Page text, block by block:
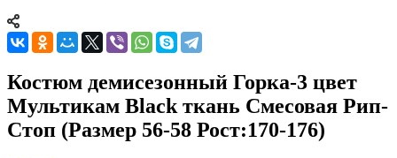
Костюм демисезонный Горка-3 цвет
Мультикам Black ткань Смесовая Рип-
Стоп (Размер 56-58 Рост:170-176)